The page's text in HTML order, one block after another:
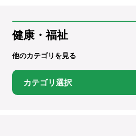
健康・福祉
他のカテゴリを見る
カテゴリ選択